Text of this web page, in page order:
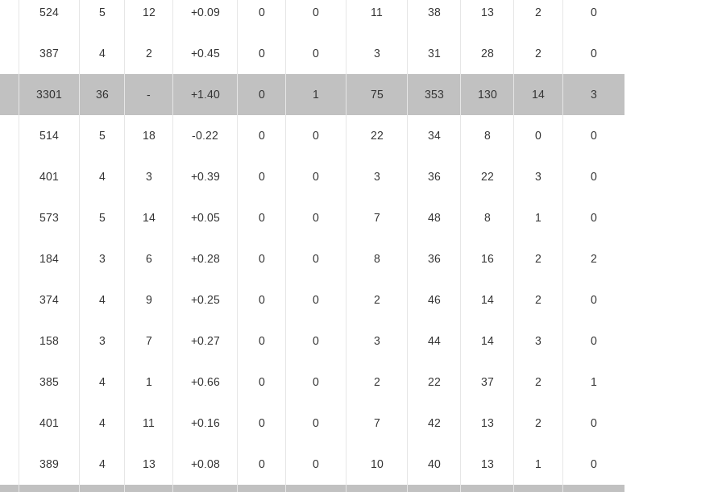
524 5 12 +0.09 0 0 11 38 13 2 0
387 4 2 +0.45 0 0 3 31 28 2 0
3301 36 - +1.40 0 1 75 353 130 14 3
514 5 18 -0.22 0 0 22 34 8 0 0
401 4 3 +0.39 0 0 3 36 22 3 0
573 5 14 +0.05 0 0 7 48 8 1 0
184 3 6 +0.28 0 0 8 36 16 2 2
374 4 9 +0.25 0 0 2 46 14 2 0
158 3 7 +0.27 0 0 3 44 14 3 0
385 4 1 +0.66 0 0 2 22 37 2 1
401 4 11 +0.16 0 0 7 42 13 2 0
389 4 13 +0.08 0 0 10 40 13 1 0